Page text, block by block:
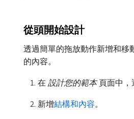
從頭開始設計
透過簡單的拖放動作新增和移
的內容。
在​ 設計您的範本頁面中，
新增結構和內容。